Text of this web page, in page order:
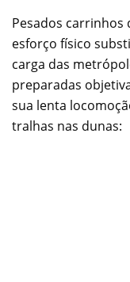
Pesados
esforço físico
carga das
preparadas
sua lenta
tralhas nas dunas: